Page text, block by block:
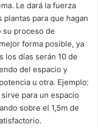
Le dará la fuerza
para que hagan
su proceso de
forma posible, ya
los días serán 10 de
del espacio y
u otra. Ejemplo:
para un espacio
sobre el 1,5m de